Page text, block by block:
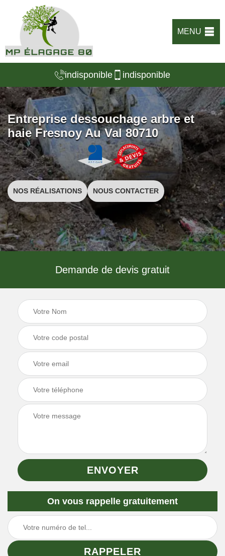
MENU
indisponible indisponible
Entreprise dessouchage arbre et
haie Fresnoy Au Val 80710
NOS RÉALISATIONS NOUS CONTACTER
Demande de devis gratuit
On vous rappelle gratuitement